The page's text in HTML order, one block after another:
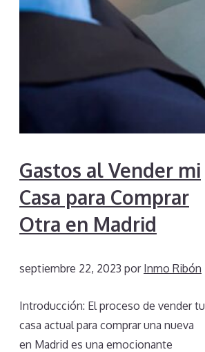
Gastos al Vender mi
Casa para Comprar
Otra en Madrid
septiembre 22, 2023 por Inmo Ribón
Introducción: El proceso de vender tu
casa actual para comprar una nueva
en Madrid es una emocionante